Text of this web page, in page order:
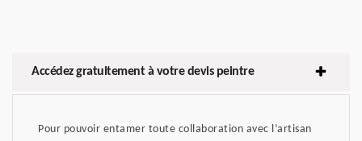
Accédez gratuitement à votre devis peintre
Pour pouvoir entamer toute collaboration avec l’artisan